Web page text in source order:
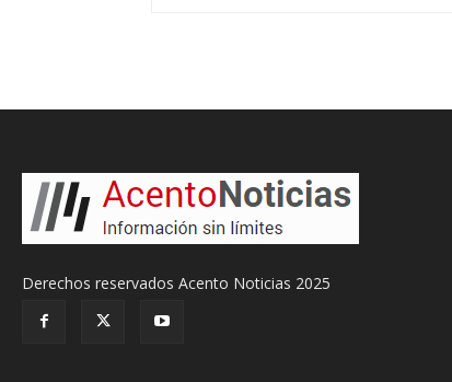
Derechos reservados Acento Noticias 2025